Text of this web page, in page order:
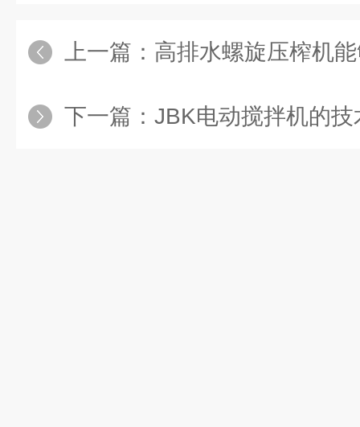
上一篇： 高排水螺旋压榨机能够在保证高
下一篇： JBK电动搅拌机的